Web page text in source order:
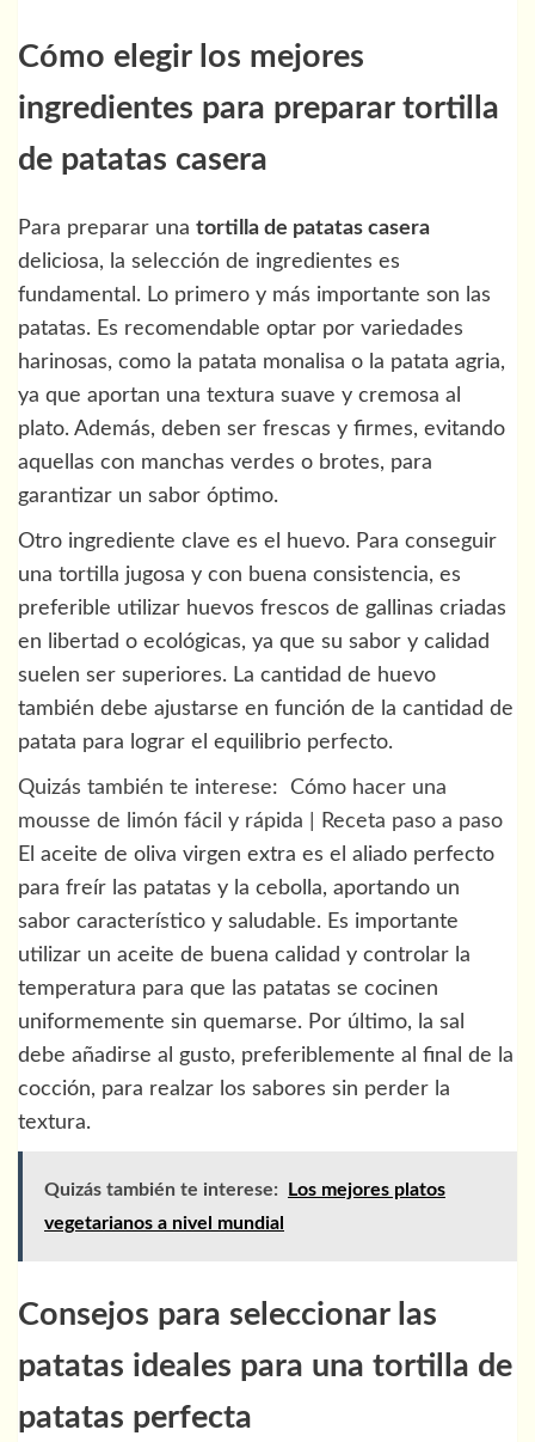
Cómo elegir los mejores
ingredientes para preparar tortilla
de patatas casera
Para preparar una tortilla de patatas casera
deliciosa, la selección de ingredientes es
fundamental. Lo primero y más importante son las
patatas. Es recomendable optar por variedades
harinosas, como la patata monalisa o la patata agria,
ya que aportan una textura suave y cremosa al
plato. Además, deben ser frescas y firmes, evitando
aquellas con manchas verdes o brotes, para
garantizar un sabor óptimo.
Otro ingrediente clave es el huevo. Para conseguir
una tortilla jugosa y con buena consistencia, es
preferible utilizar huevos frescos de gallinas criadas
en libertad o ecológicas, ya que su sabor y calidad
suelen ser superiores. La cantidad de huevo
también debe ajustarse en función de la cantidad de
patata para lograr el equilibrio perfecto.
Quizás también te interese:
Cómo hacer una
mousse de limón fácil y rápida | Receta paso a paso
El aceite de oliva virgen extra es el aliado perfecto
para freír las patatas y la cebolla, aportando un
sabor característico y saludable. Es importante
utilizar un aceite de buena calidad y controlar la
temperatura para que las patatas se cocinen
uniformemente sin quemarse. Por último, la sal
debe añadirse al gusto, preferiblemente al final de la
cocción, para realzar los sabores sin perder la
textura.
Quizás también te interese:
Los mejores platos
vegetarianos a nivel mundial
Consejos para seleccionar las
patatas ideales para una tortilla de
patatas perfecta